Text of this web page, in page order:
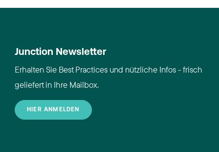
Junction Newsletter
Erhalten Sie Best Practices und nützliche Infos - frisch
geliefert in Ihre Mailbox.
HIER ANMELDEN